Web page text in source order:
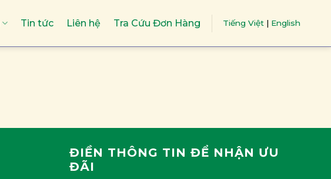
Tin tức Liên hệ Tra Cứu Đơn Hàng Tiếng Việt | English
ĐIỀN THÔNG TIN ĐỂ NHẬN ƯU
ĐÃI